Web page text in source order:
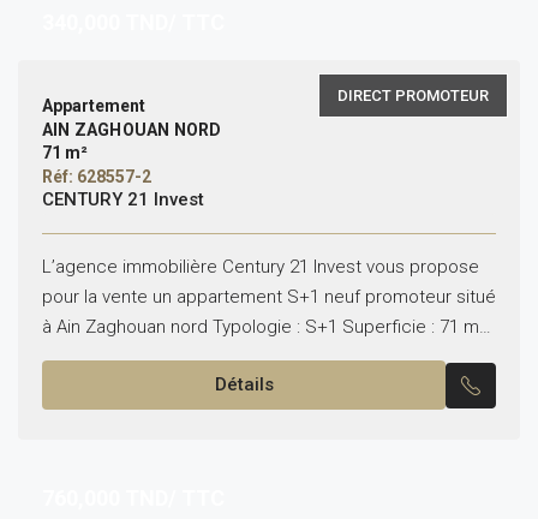
DIRECT PROMOTEUR
Appartement
AIN ZAGHOUAN NORD
71 m²
Réf: 628557-2
CENTURY 21 Invest
L’agence immobilière Century 21 Invest vous propose
pour la vente un appartement S+1 neuf promoteur situé
à Ain Zaghouan nord Typologie : S+1 Superficie : 71 m²
Il se compose de :...
Détails